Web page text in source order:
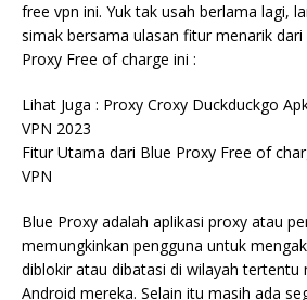
free vpn ini. Yuk tak usah berlama lagi,
simak bersama ulasan fitur menarik
Proxy Free of charge ini :
Lihat Juga : Proxy Croxy Duckduckgo
VPN 2023
Fitur Utama dari Blue Proxy Free of
VPN
Blue Proxy adalah aplikasi proxy atau
memungkinkan pengguna untuk
diblokir atau dibatasi di wilayah tertentu
Android mereka. Selain itu masih ada